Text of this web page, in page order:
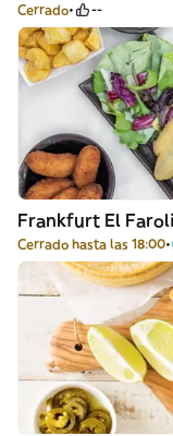
Cerrado --
Frankfurt El
Cerrado hasta las 18:00